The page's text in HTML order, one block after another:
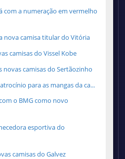
com a numeração em vermelho
nova camisa titular do Vitória
camisas do Vissel Kobe
novas camisas do Sertãozinho
para as mangas da ca...
o BMG como novo
esportiva do
camisas do Galvez